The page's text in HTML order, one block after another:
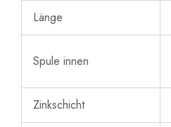
Länge
Spule innen
Zinkschicht